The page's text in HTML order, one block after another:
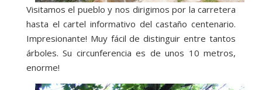
Visitamos el pueblo y nos dirigimos por la carretera
hasta el cartel informativo del castaño centenario.
Impresionante! Muy fácil de distinguir entre tantos
árboles. Su circunferencia es de unos 10 metros,
enorme!